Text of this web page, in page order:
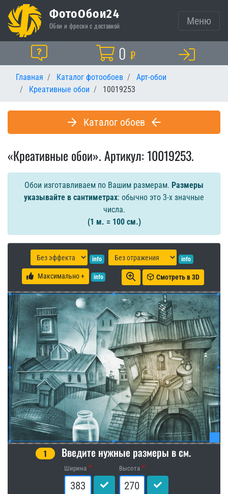
ФотоОбои24
Обои и фрески с доставкой Меню
Помощь Корзина
0 ₽
Главная Каталог фотообоев
Арт-обои
Креативные обои
10019253
Каталог обоев
«Креативные обои». Артикул: 10019253.
Обои изготавливаем по Вашим размерам. Размеры
указывайте в сантиметрах: обычно это 3-х значные
числа.
(1 м. = 100 см.)
info info
Максимально + info Смотреть в 3D
1 Введите нужные размеры в см.
Ширина Высота